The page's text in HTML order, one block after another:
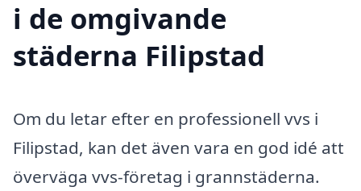
i de omgivande
städerna Filipstad
Om du letar efter en professionell vvs i
Filipstad, kan det även vara en god idé att
överväga vvs-företag i grannstäderna.